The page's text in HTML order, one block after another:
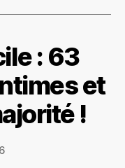
: 63
et
!